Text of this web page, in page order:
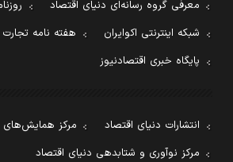
معرفی گروه رسانه‌ای دنیای اقتصاد
شبکه اینترنتی اکوایران
هفته نامه تجارت
پایگاه خبری اقتصادنیوز
انتشارات دنیای اقتصاد
مرکز همایش‌های
مرکز نوآوری و شتابدهی دنیای اقتصاد